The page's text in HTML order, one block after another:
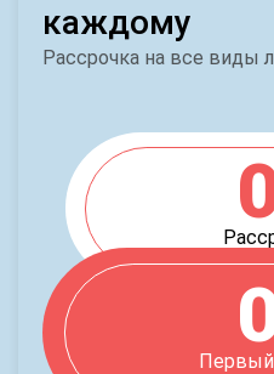
каждому
Рассрочка на все виды